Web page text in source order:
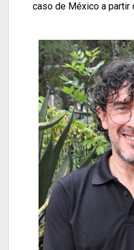
caso de México a partir